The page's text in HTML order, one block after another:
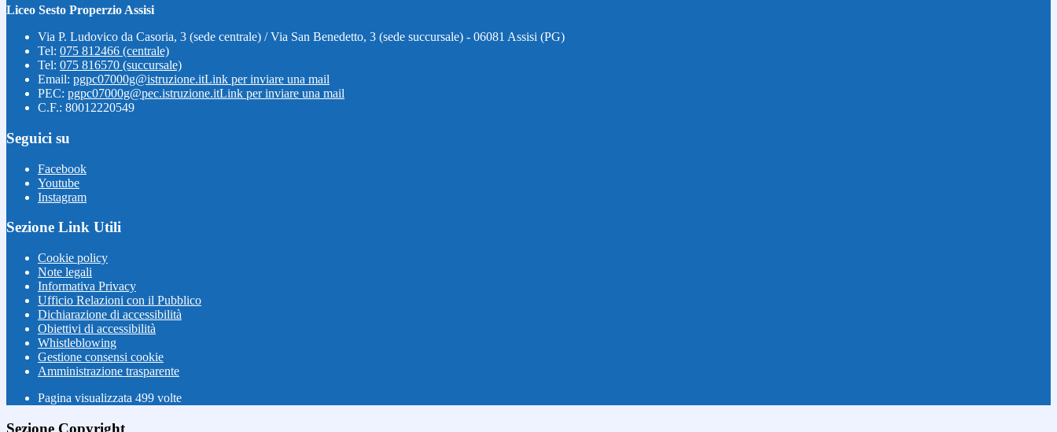
Liceo Sesto Properzio Assisi
Via P. Ludovico da Casoria, 3 (sede centrale) / Via San Benedetto, 3 (sede succursale) - 06081 Assisi (PG)
Tel: 075 812466 (centrale)
Tel: 075 816570 (succursale)
Email: pgpc07000g@istruzione.itLink per inviare una mail
PEC: pgpc07000g@pec.istruzione.itLink per inviare una mail
C.F.: 80012220549
Seguici su
Facebook
Youtube
Instagram
Sezione Link Utili
Cookie policy
Note legali
Informativa Privacy
Ufficio Relazioni con il Pubblico
Dichiarazione di accessibilità
Obiettivi di accessibilità
Whistleblowing
Gestione consensi cookie
Amministrazione trasparente
Pagina visualizzata 499 volte
Sezione Copyright